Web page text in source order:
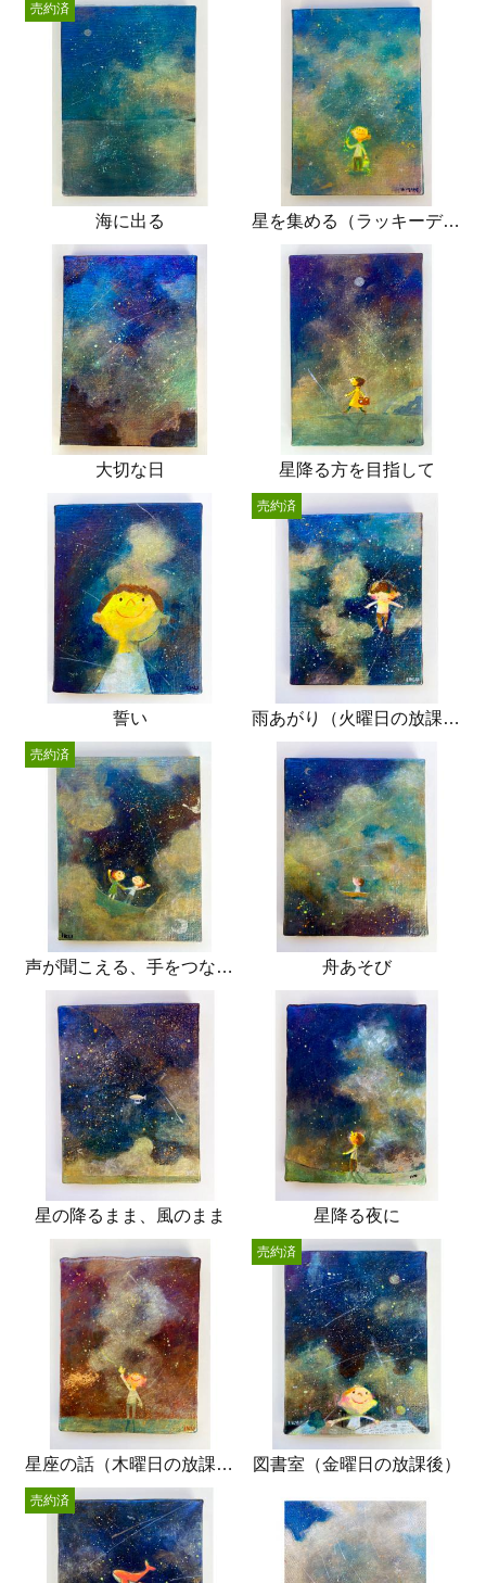
海に出る
売約済
星を集める（ラッキーデイ）
大切な日 星降る方を目指して
誓い 雨あがり（火曜日の放課後）
売約済
声が聞こえる、手をつなぐ、
売約済
舟あそび
星の降るまま、風のまま 星降る夜に
星座の話（木曜日の放課後） 図書室（金曜日の放課後）
売約済
売約済